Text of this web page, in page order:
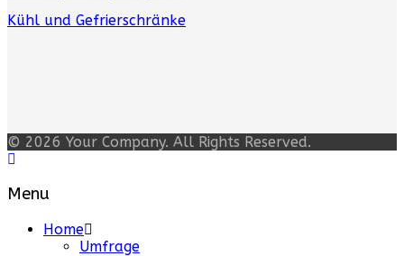
Kühl und Gefrierschränke
© 2026 Your Company. All Rights Reserved.
Menu
Home
Umfrage